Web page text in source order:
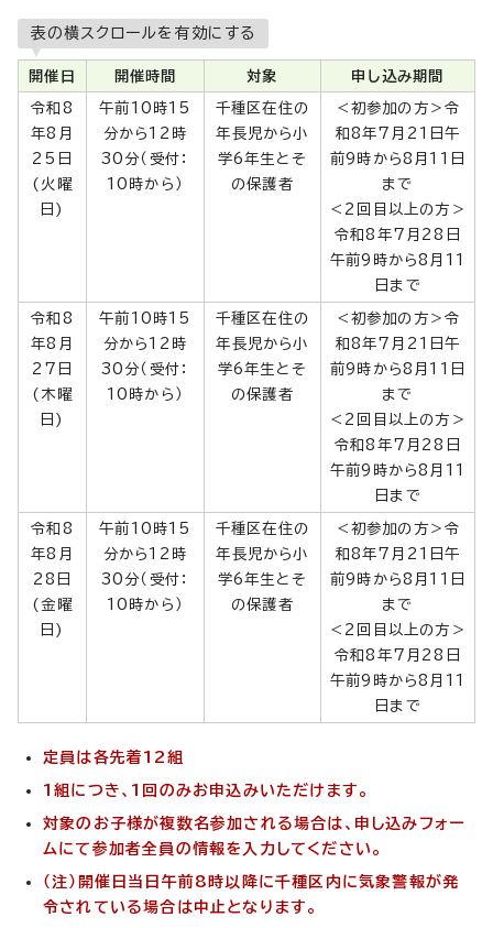
表の横スクロールを有効にする
開催日 開催時間 対象 申し込み期間
令和8
年8月
25日
(火曜
日)
午前10時15
分から12時
30分（受付：
10時から）
千種区在住の
年長児から小
学6年生とそ
の保護者
＜初参加の方＞令
和8年7月21日午
前9時から8月11日
まで
＜2回目以上の方＞
令和8年7月28日
午前9時から8月11
日まで
令和8
年8月
27日
(木曜
日)
午前10時15
分から12時
30分（受付：
10時から）
千種区在住の
年長児から小
学6年生とそ
の保護者
＜初参加の方＞令
和8年7月21日午
前9時から8月11日
まで
＜2回目以上の方＞
令和8年7月28日
午前9時から8月11
日まで
令和8
年8月
28日
(金曜
日)
午前10時15
分から12時
30分（受付：
10時から）
千種区在住の
年長児から小
学6年生とそ
の保護者
＜初参加の方＞令
和8年7月21日午
前9時から8月11日
まで
＜2回目以上の方＞
令和8年7月28日
午前9時から8月11
日まで
定員は各先着12組
1組につき、1回のみお申込みいただけます。
対象のお子様が複数名参加される場合は、申し込みフォー
ムにて参加者全員の情報を入力してください。
（注）開催日当日午前8時以降に千種区内に気象警報が発
令されている場合は中止となります。